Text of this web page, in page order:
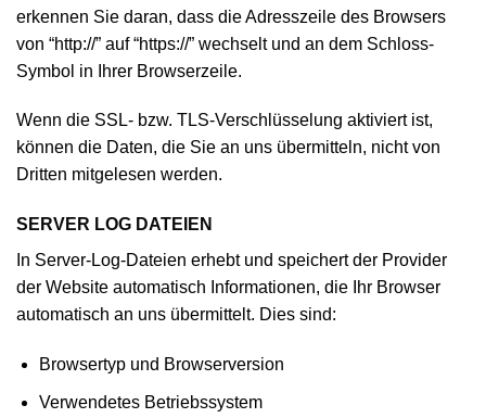
erkennen Sie daran, dass die Adresszeile des Browsers
von “http://” auf “https://” wechselt und an dem Schloss-
Symbol in Ihrer Browserzeile.
Wenn die SSL- bzw. TLS-Verschlüsselung aktiviert ist,
können die Daten, die Sie an uns übermitteln, nicht von
Dritten mitgelesen werden.
SERVER LOG DATEIEN
In Server-Log-Dateien erhebt und speichert der Provider
der Website automatisch Informationen, die Ihr Browser
automatisch an uns übermittelt. Dies sind:
Browsertyp und Browserversion
Verwendetes Betriebssystem